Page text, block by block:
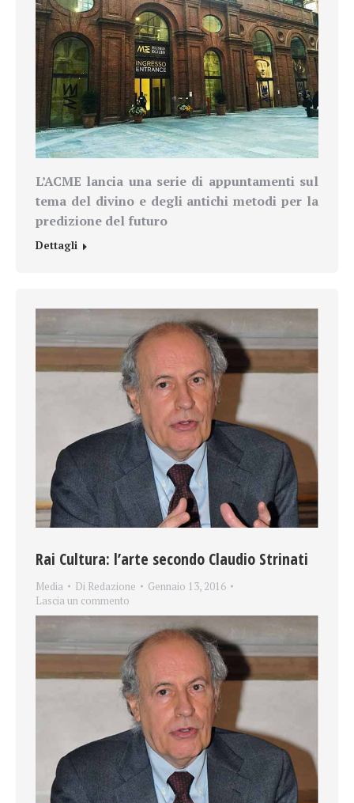
L’ACME lancia una serie di appuntamenti sul
tema del divino e degli antichi metodi per la
predizione del futuro
Dettagli
Rai Cultura: l’arte secondo Claudio Strinati
Media Di Redazione
Gennaio 13, 2016
Lascia un commento